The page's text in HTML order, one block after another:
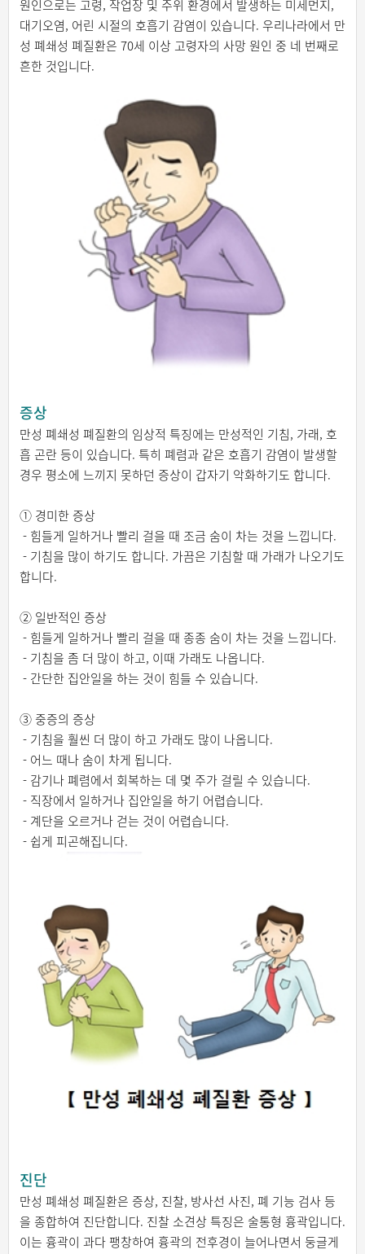
원인으로는 고령, 작업장 및 주위 환경에서 발생하는 미세먼지,
대기오염, 어린 시절의 호흡기 감염이 있습니다. 우리나라에서 만
성 폐쇄성 폐질환은 70세 이상 고령자의 사망 원인 중 네 번째로
흔한 것입니다.
증상
만성 폐쇄성 폐질환의 임상적 특징에는 만성적인 기침, 가래, 호
흡 곤란 등이 있습니다. 특히 폐렴과 같은 호흡기 감염이 발생할
경우 평소에 느끼지 못하던 증상이 갑자기 악화하기도 합니다.
① 경미한 증상
- 힘들게 일하거나 빨리 걸을 때 조금 숨이 차는 것을 느낍니다.
- 기침을 많이 하기도 합니다. 가끔은 기침할 때 가래가 나오기도
합니다.
② 일반적인 증상
- 힘들게 일하거나 빨리 걸을 때 종종 숨이 차는 것을 느낍니다.
- 기침을 좀 더 많이 하고, 이때 가래도 나옵니다.
- 간단한 집안일을 하는 것이 힘들 수 있습니다.
③ 중증의 증상
- 기침을 훨씬 더 많이 하고 가래도 많이 나옵니다.
- 어느 때나 숨이 차게 됩니다.
- 감기나 폐렴에서 회복하는 데 몇 주가 걸릴 수 있습니다.
- 직장에서 일하거나 집안일을 하기 어렵습니다.
- 계단을 오르거나 걷는 것이 어렵습니다.
- 쉽게 피곤해집니다.
진단
만성 폐쇄성 폐질환은 증상, 진찰, 방사선 사진, 폐 기능 검사 등
을 종합하여 진단합니다. 진찰 소견상 특징은 술통형 흉곽입니다.
이는 흉곽이 과다 팽창하여 흉곽의 전후경이 늘어나면서 둥글게